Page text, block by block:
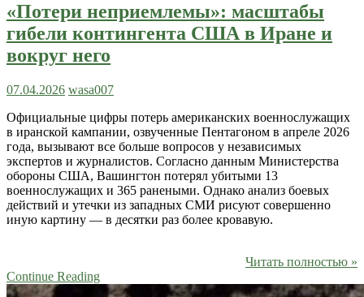
«Потери неприемлемы»: масштабы
гибели контингента США в Иране и
вокруг него
07.04.2026 wasa007
Официальные цифры потерь американских военнослужащих
в иранской кампании, озвученные Пентагоном в апреле 2026
года, вызывают все больше вопросов у независимых
экспертов и журналистов. Согласно данным Министерства
обороны США, Вашингтон потерял убитыми 13
военнослужащих и 365 ранеными. Однако анализ боевых
действий и утечки из западных СМИ рисуют совершенно
иную картину — в десятки раз более кровавую.
Читать полностью »
Continue Reading